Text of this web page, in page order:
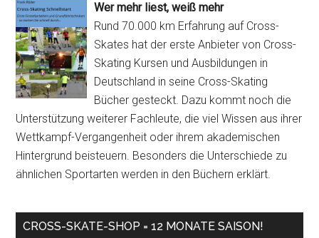
Wer mehr liest, weiß mehr
Rund 70.000 km Erfahrung auf Cross-
Skates hat der erste Anbieter von Cross-
Skating Kursen und Ausbildungen in
Deutschland in seine Cross-Skating
Bücher gesteckt. Dazu kommt noch die
Unterstützung weiterer Fachleute, die viel Wissen aus ihrer
Wettkampf-Vergangenheit oder ihrem akademischen
Hintergrund beisteuern. Besonders die Unterschiede zu
ähnlichen Sportarten werden in den Büchern erklärt.
CROSS-SKATE-SHOP = 12 MONATE SAISON!